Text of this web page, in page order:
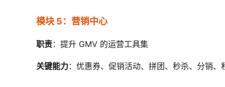
模块 5：营销中心
职责：提升 GMV 的运营工具集
关键能力：优惠券、促销活动、拼团、秒杀、分销、